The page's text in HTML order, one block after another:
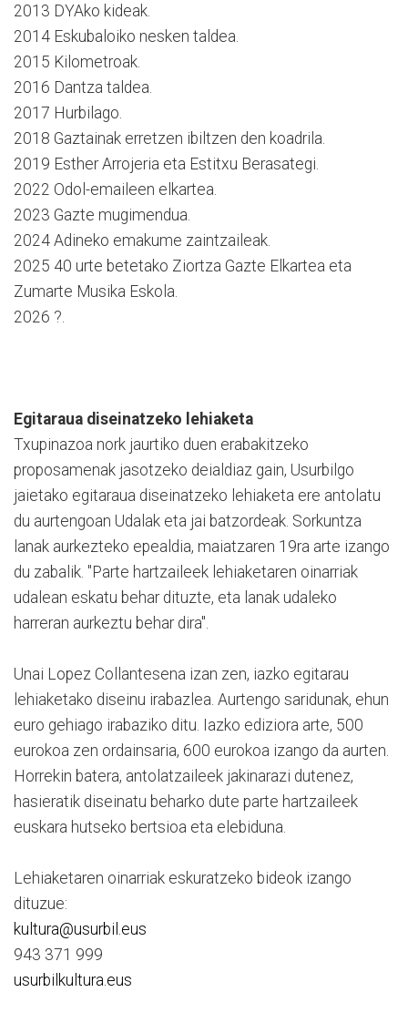
2013 DYAko kideak.
2014 Eskubaloiko nesken taldea.
2015 Kilometroak.
2016 Dantza taldea.
2017 Hurbilago.
2018 Gaztainak erretzen ibiltzen den koadrila.
2019 Esther Arrojeria eta Estitxu Berasategi.
2022 Odol-emaileen elkartea.
2023 Gazte mugimendua.
2024 Adineko emakume zaintzaileak.
2025 40 urte betetako Ziortza Gazte Elkartea eta
Zumarte Musika Eskola.
2026 ?.
Egitaraua diseinatzeko lehiaketa
Txupinazoa nork jaurtiko duen erabakitzeko
proposamenak jasotzeko deialdiaz gain, Usurbilgo
jaietako egitaraua diseinatzeko lehiaketa ere antolatu
du aurtengoan Udalak eta jai batzordeak. Sorkuntza
lanak aurkezteko epealdia, maiatzaren 19ra arte izango
du zabalik. "Parte hartzaileek lehiaketaren oinarriak
udalean eskatu behar dituzte, eta lanak udaleko
harreran aurkeztu behar dira".
Unai Lopez Collantesena izan zen, iazko egitarau
lehiaketako diseinu irabazlea. Aurtengo saridunak, ehun
euro gehiago irabaziko ditu. Iazko ediziora arte, 500
eurokoa zen ordainsaria, 600 eurokoa izango da aurten.
Horrekin batera, antolatzaileek jakinarazi dutenez,
hasieratik diseinatu beharko dute parte hartzaileek
euskara hutseko bertsioa eta elebiduna.
Lehiaketaren oinarriak eskuratzeko bideok izango
dituzue:
kultura@usurbil.eus
943 371 999
usurbilkultura.eus